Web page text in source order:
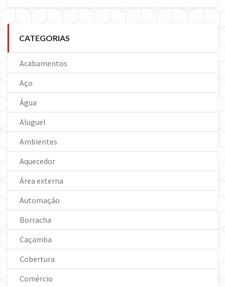
CATEGORIAS
Acabamentos
Aço
Água
Aluguel
Ambientes
Aquecedor
Área externa
Automação
Borracha
Caçamba
Cobertura
Comércio